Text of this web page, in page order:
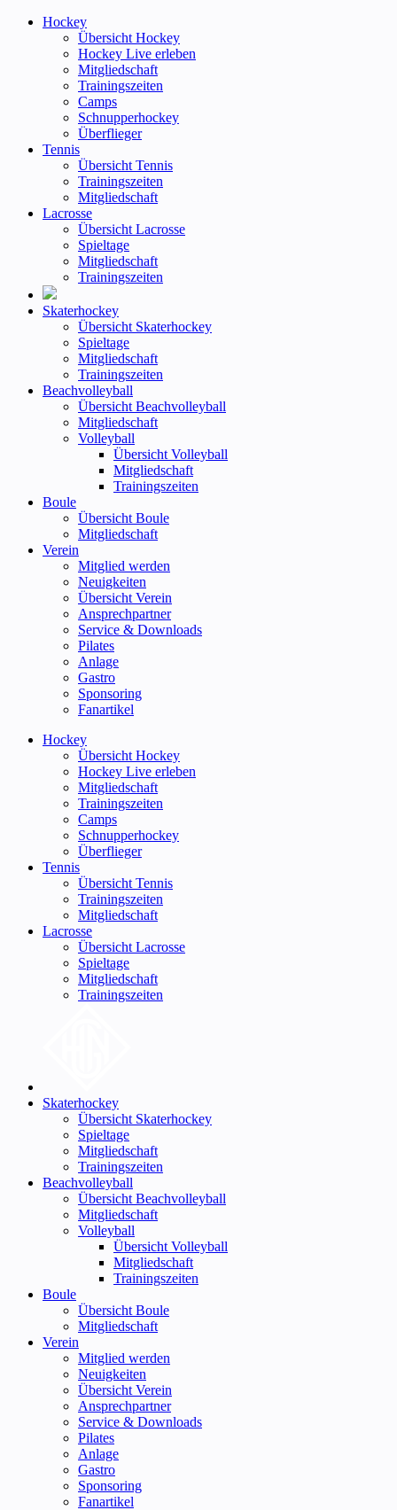
Hockey
Übersicht Hockey
Hockey Live erleben
Mitgliedschaft
Trainingszeiten
Camps
Schnupperhockey
Überflieger
Tennis
Übersicht Tennis
Trainingszeiten
Mitgliedschaft
Lacrosse
Übersicht Lacrosse
Spieltage
Mitgliedschaft
Trainingszeiten
Skaterhockey
Übersicht Skaterhockey
Spieltage
Mitgliedschaft
Trainingszeiten
Beachvolleyball
Übersicht Beachvolleyball
Mitgliedschaft
Volleyball
Übersicht Volleyball
Mitgliedschaft
Trainingszeiten
Boule
Übersicht Boule
Mitgliedschaft
Verein
Mitglied werden
Neuigkeiten
Übersicht Verein
Ansprechpartner
Service & Downloads
Pilates
Anlage
Gastro
Sponsoring
Fanartikel
Hockey
Übersicht Hockey
Hockey Live erleben
Mitgliedschaft
Trainingszeiten
Camps
Schnupperhockey
Überflieger
Tennis
Übersicht Tennis
Trainingszeiten
Mitgliedschaft
Lacrosse
Übersicht Lacrosse
Spieltage
Mitgliedschaft
Trainingszeiten
Skaterhockey
Übersicht Skaterhockey
Spieltage
Mitgliedschaft
Trainingszeiten
Beachvolleyball
Übersicht Beachvolleyball
Mitgliedschaft
Volleyball
Übersicht Volleyball
Mitgliedschaft
Trainingszeiten
Boule
Übersicht Boule
Mitgliedschaft
Verein
Mitglied werden
Neuigkeiten
Übersicht Verein
Ansprechpartner
Service & Downloads
Pilates
Anlage
Gastro
Sponsoring
Fanartikel